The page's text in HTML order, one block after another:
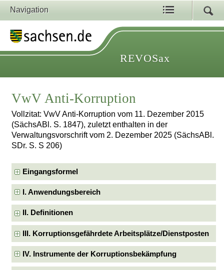
Navigation
REVOSax
VwV Anti-Korruption
Vollzitat: VwV Anti-Korruption vom 11. Dezember 2015
(SächsABl. S. 1847), zuletzt enthalten in der
Verwaltungsvorschrift vom 2. Dezember 2025 (SächsABl.
SDr. S. S 206)
Eingangsformel
I. Anwendungsbereich
II. Definitionen
III. Korruptionsgefährdete Arbeitsplätze/Dienstposten
IV. Instrumente der Korruptionsbekämpfung